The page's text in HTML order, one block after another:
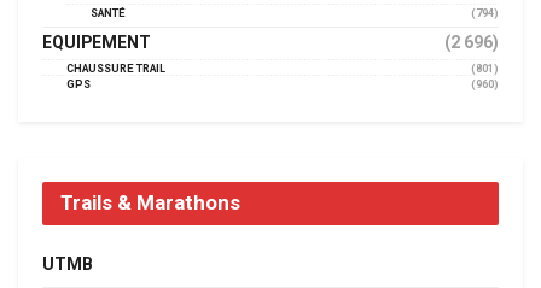
SANTÉ
(794)
EQUIPEMENT (2 696)
CHAUSSURE TRAIL
(801)
GPS
(960)
Trails & Marathons
UTMB